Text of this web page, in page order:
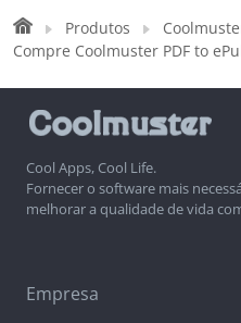
Produtos
Compre Coolmuster PDF to
Cool Apps, Cool Life.
Fornecer o software mais
melhorar a qualidade de vida
Empresa